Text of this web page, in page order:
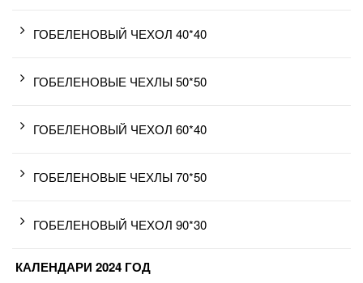
ГОБЕЛЕНОВЫЙ ЧЕХОЛ 40*40
ГОБЕЛЕНОВЫЕ ЧЕХЛЫ 50*50
ГОБЕЛЕНОВЫЙ ЧЕХОЛ 60*40
ГОБЕЛЕНОВЫЕ ЧЕХЛЫ 70*50
ГОБЕЛЕНОВЫЙ ЧЕХОЛ 90*30
КАЛЕНДАРИ 2024 ГОД